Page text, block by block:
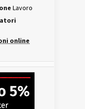
Lavoro
online